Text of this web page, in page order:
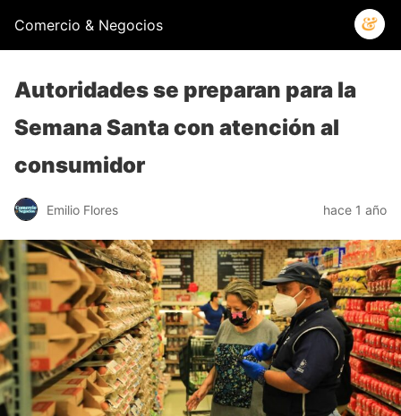
Comercio & Negocios
Autoridades se preparan para la
Semana Santa con atención al
consumidor
Emilio Flores hace 1 año